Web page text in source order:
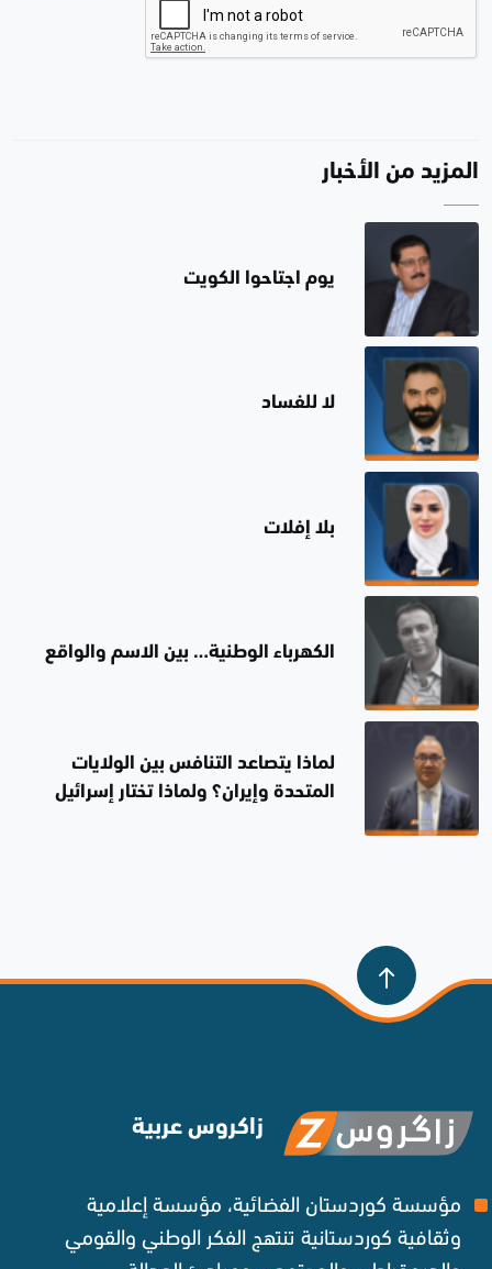
المزيد من الأخبار
يوم اجتاحوا الكويت
لا للفساد
بلا إفلات
الكهرباء الوطنية… بين الاسم والواقع
لماذا يتصاعد التنافس بين الولايات
المتحدة وإيران؟ ولماذا تختار إسرائيل
زاكروس عربية
مؤسسة كوردستان الفضائية، مؤسسة إعلامية
وثقافية كوردستانية تنتهج الفكر الوطني والقومي